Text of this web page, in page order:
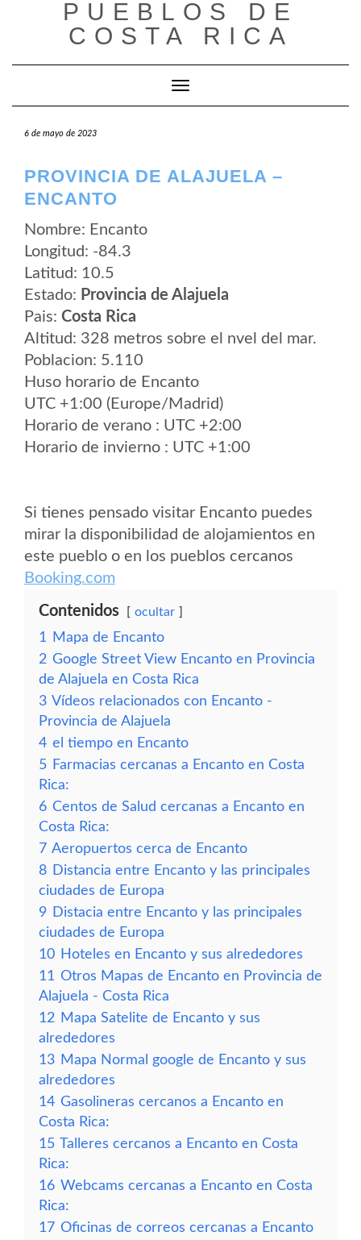
PUEBLOS DE
COSTA RICA
Cambiar modo de navegación
6 de mayo de 2023
PROVINCIA DE ALAJUELA –
ENCANTO
Nombre: Encanto
Longitud: -84.3
Latitud: 10.5
Estado: Provincia de Alajuela
Pais: Costa Rica
Altitud: 328 metros sobre el nvel del mar.
Poblacion: 5.110
Huso horario de Encanto
UTC +1:00 (Europe/Madrid)
Horario de verano : UTC +2:00
Horario de invierno : UTC +1:00
Si tienes pensado visitar Encanto puedes
mirar la disponibilidad de alojamientos en
este pueblo o en los pueblos cercanos
Booking.com
Contenidos ocultar
1
Mapa de Encanto
2 Google Street View Encanto en Provincia
de Alajuela en Costa Rica
3 Vídeos relacionados con Encanto -
Provincia de Alajuela
4 el tiempo en Encanto
5 Farmacias cercanas a Encanto en Costa
Rica:
6 Centos de Salud cercanas a Encanto en
Costa Rica:
7 Aeropuertos cerca de Encanto
8 Distancia entre Encanto y las principales
ciudades de Europa
9 Distacia entre Encanto y las principales
ciudades de Europa
10 Hoteles en Encanto y sus alrededores
11 Otros Mapas de Encanto en Provincia de
Alajuela - Costa Rica
12 Mapa Satelite de Encanto y sus
alrededores
13 Mapa Normal google de Encanto y sus
alrededores
14 Gasolineras cercanos a Encanto en
Costa Rica:
15 Talleres cercanos a Encanto en Costa
Rica:
16 Webcams cercanas a Encanto en Costa
Rica:
17 Oficinas de correos cercanas a Encanto